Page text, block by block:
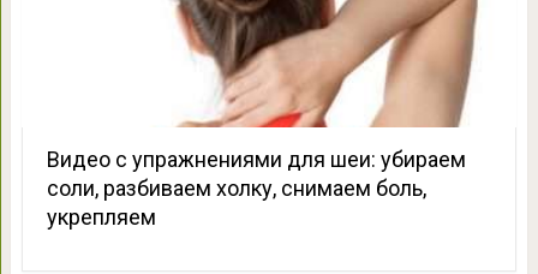
Видео с упражнениями для шеи: убираем
соли, разбиваем холку, снимаем боль,
укрепляем